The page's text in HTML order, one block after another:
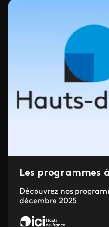
Les programmes
Découvrez nos
décembre 2025